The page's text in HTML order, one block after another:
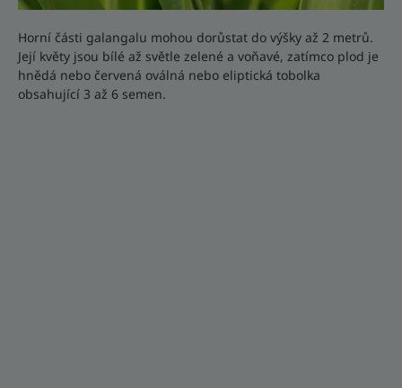
Horní části galangalu mohou dorůstat do výšky až 2 metrů.
Její květy jsou bílé až světle zelené a voňavé, zatímco plod je
hnědá nebo červená oválná nebo eliptická tobolka
obsahující 3 až 6 semen.